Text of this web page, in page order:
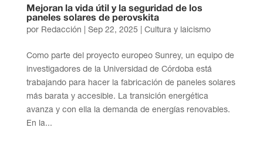
Mejoran la vida útil y la seguridad de los
paneles solares de perovskita
por Redacción Sep 22, 2025 Cultura y laicismo
Como parte del proyecto europeo Sunrey, un equipo de
investigadores de la Universidad de Córdoba está
trabajando para hacer la fabricación de paneles solares
más barata y accesible. La transición energética
avanza y con ella la demanda de energías renovables.
En la...